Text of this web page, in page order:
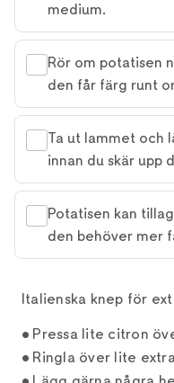
medium.
Rör om potatisen
den får färg runt
Ta ut lammet och
innan du skär upp
Potatisen kan
den behöver mer
Italienska knep för
• Pressa lite citron
• Ringla över lite